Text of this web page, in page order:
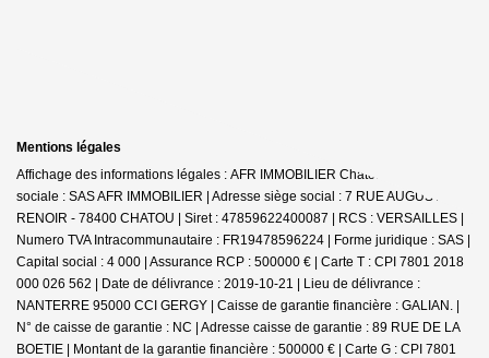
Mentions légales
Affichage des informations légales : AFR IMMOBILIER Chatou | Raison
sociale : SAS AFR IMMOBILIER | Adresse siège social : 7 RUE AUGUSTE
RENOIR - 78400 CHATOU | Siret : 47859622400087 | RCS : VERSAILLES |
Numero TVA Intracommunautaire : FR19478596224 | Forme juridique : SAS |
Capital social : 4 000 | Assurance RCP : 500000 € | Carte T : CPI 7801 2018
000 026 562 | Date de délivrance : 2019-10-21 | Lieu de délivrance :
NANTERRE 95000 CCI GERGY | Caisse de garantie financière : GALIAN. |
N° de caisse de garantie : NC | Adresse caisse de garantie : 89 RUE DE LA
BOETIE | Montant de la garantie financière : 500000 € | Carte G : CPI 7801